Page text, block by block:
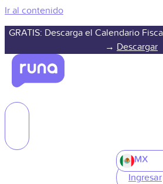
Ir al contenido
GRATIS: Descarga el Calendario
→ Descargar
MX
Ingresar